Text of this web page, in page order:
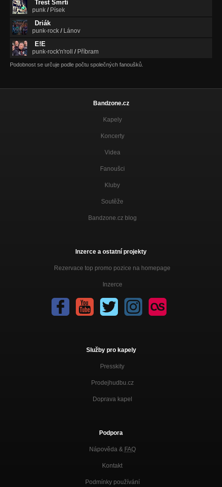
Trest Smrti
punk / Písek
Driák
punk-rock / Lánov
E!E
punk-rock'n'roll / Příbram
Podobnost se určuje podle počtu společných fanoušků.
Bandzone.cz
Kapely
Koncerty
Videa
Fanoušci
Kluby
Soutěže
Bandzone.cz blog
Inzerce a ostatní projekty
Rezervace top promo pozice na homepage
Inzerce
Služby pro kapely
Presskity
Prodejhudbu.cz
Doprava kapel
Podpora
Nápověda & FAQ
Kontakt
Podmínky používání